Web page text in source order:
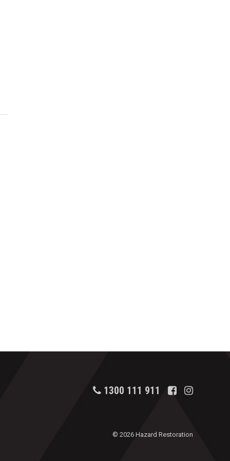
1300 111 911
© 2026 Hazard Restoration